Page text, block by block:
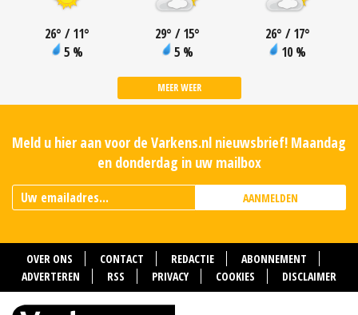
26° / 11°
5 %
29° / 15°
5 %
26° / 17°
10 %
MEER WEER
Meld u hier aan voor de Varkens.nl nieuwsbrief! Maandag
en donderdag in uw mailbox
AANMELDEN
OVER ONS CONTACT REDACTIE
ABONNEMENT
ADVERTEREN
RSS PRIVACY COOKIES DISCLAIMER